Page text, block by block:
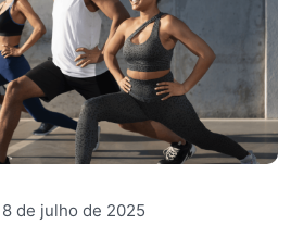
8 de julho de 2025